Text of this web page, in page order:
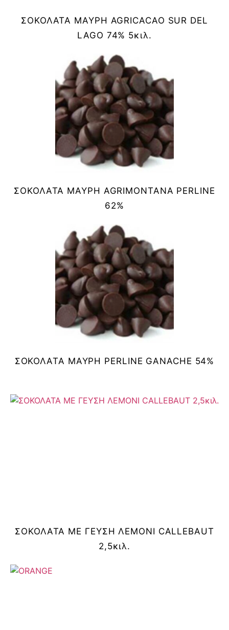
ΣΟΚΟΛΑΤΑ ΜΑΥΡΗ AGRICACAO SUR DEL
LAGO 74% 5κιλ.
ΣΟΚΟΛΑΤΑ ΜΑΥΡΗ AGRIMONTANA PERLINE
62%
ΣΟΚΟΛΑΤΑ ΜΑΥΡΗ PERLINE GANACHE 54%
ΣΟΚΟΛΑΤΑ ΜΕ ΓΕΥΣΗ ΛΕΜΟΝΙ CALLEBAUT
2,5κιλ.